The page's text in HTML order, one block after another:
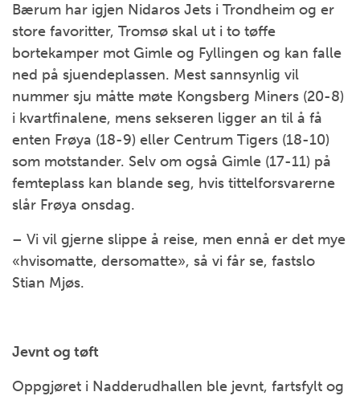
Bærum har igjen Nidaros Jets i Trondheim og er
store favoritter, Tromsø skal ut i to tøffe
bortekamper mot Gimle og Fyllingen og kan falle
ned på sjuendeplassen. Mest sannsynlig vil
nummer sju måtte møte Kongsberg Miners (20-8)
i kvartfinalene, mens sekseren ligger an til å få
enten Frøya (18-9) eller Centrum Tigers (18-10)
som motstander. Selv om også Gimle (17-11) på
femteplass kan blande seg, hvis tittelforsvarerne
slår Frøya onsdag.
– Vi vil gjerne slippe å reise, men ennå er det mye
«hvisomatte, dersomatte», så vi får se, fastslo
Stian Mjøs.
Jevnt og tøft
Oppgjøret i Nadderudhallen ble jevnt, fartsfylt og